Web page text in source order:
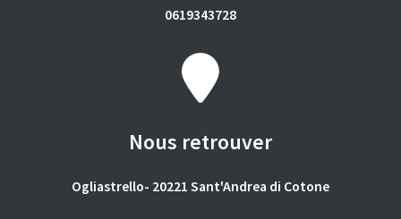
0619343728
Nous retrouver
Ogliastrello- 20221 Sant'Andrea di Cotone